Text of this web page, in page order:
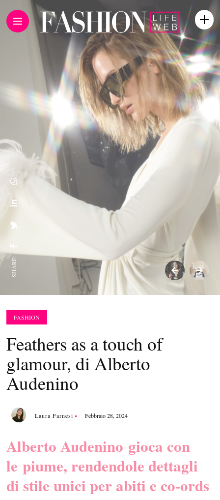
SHARE:
FASHION
Feathers as a touch of
glamour, di Alberto
Audenino
Laura Farnesi Febbraio 28, 2024
Alberto Audenino gioca con
le piume, rendendole dettagli
di stile unici per abiti e co-ords